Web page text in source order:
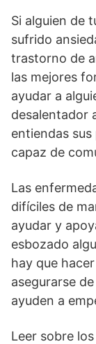
Si alguien de
sufrido
trastorno de
las mejores
ayudar a
desalentador
entiendas
capaz de
Las
difíciles de
ayudar y
esbozado
hay que
asegurarse
ayuden a
Leer sobre